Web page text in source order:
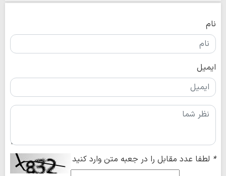
نام
ایمیل
* لطفا عدد مقابل را در جعبه متن وارد کنید